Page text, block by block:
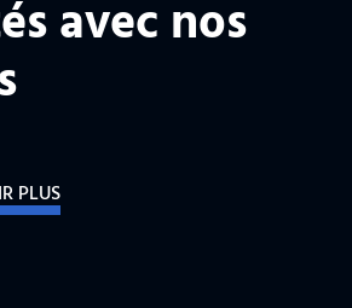
avec nos
PLUS